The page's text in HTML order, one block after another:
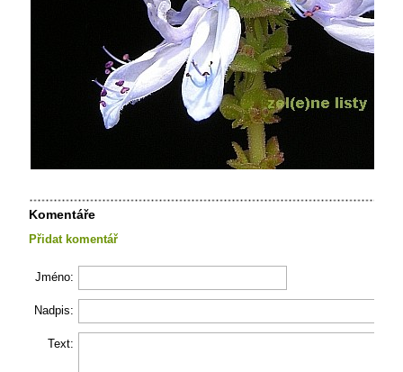
Komentáře
Přidat komentář
Jméno:
Nadpis:
Text: